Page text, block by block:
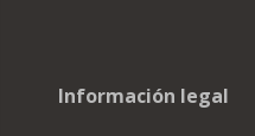
Información legal